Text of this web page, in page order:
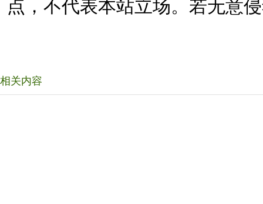
点，不代表本站立场。若无意
相关内容